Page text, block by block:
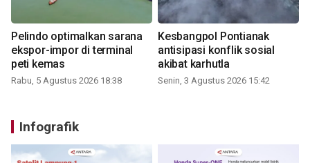
Pelindo optimalkan sarana
ekspor-impor di terminal
peti kemas
Rabu, 5 Agustus 2026 18:38
Kesbangpol Pontianak
antisipasi konflik sosial
akibat karhutla
Senin, 3 Agustus 2026 15:42
Infografik